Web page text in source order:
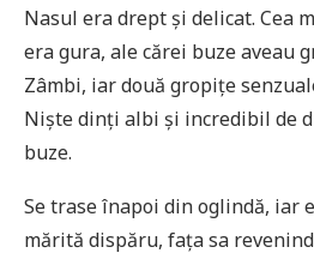
Nasul era drept și delicat. Cea
era gura, ale cărei buze aveau
Zâmbi, iar două gropițe
Niște dinți albi și incredibil de
buze.
Se trase înapoi din oglindă, iar
mărită dispăru, fața sa